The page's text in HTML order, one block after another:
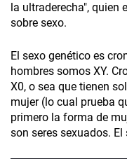
la ultraderecha", quien
sobre sexo.
El sexo genético es
hombres somos XY.
X0, o sea que tienen
mujer (lo cual prueba
primero la forma de
son seres sexuados.